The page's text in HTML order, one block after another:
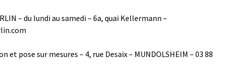
– du lundi au samedi – 6a, quai Kellermann –
et pose sur mesures – 4, rue Desaix – MUNDOLSHEIM – 03 88